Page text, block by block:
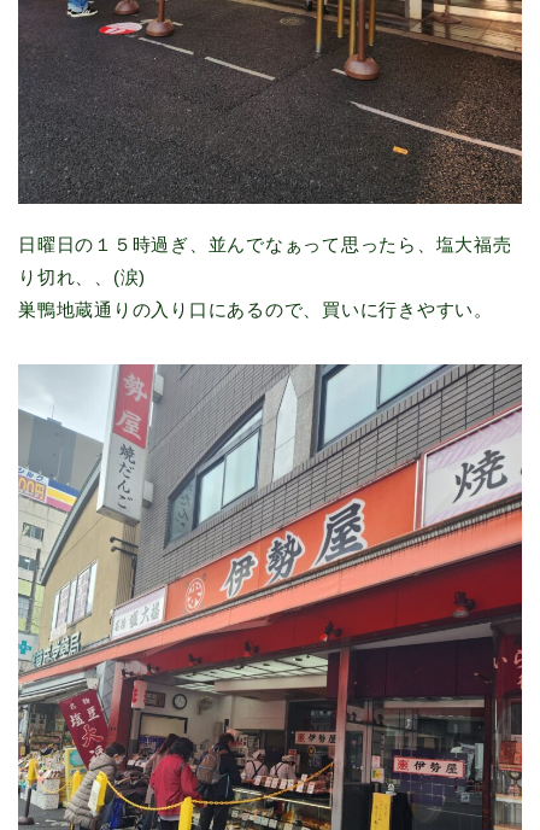
日曜日の１５時過ぎ、並んでなぁって思ったら、塩大福売
り切れ、、(涙)
巣鴨地蔵通りの入り口にあるので、買いに行きやすい。